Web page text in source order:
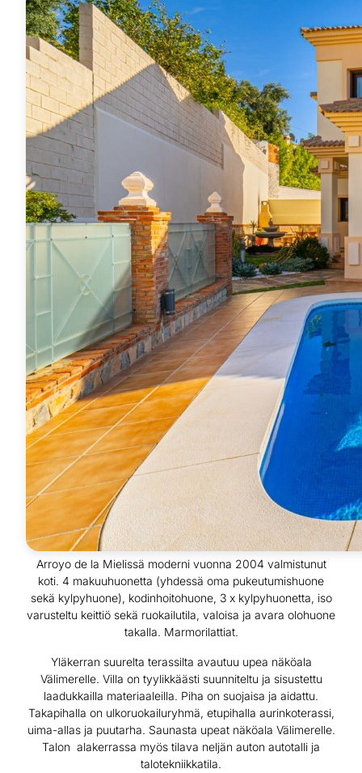
Arroyo de la Mielissä moderni vuonna 2004 valmistunut
koti. 4 makuuhuonetta (yhdessä oma pukeutumishuone
sekä kylpyhuone), kodinhoitohuone, 3 x kylpyhuonetta, iso
varusteltu keittiö sekä ruokailutila, valoisa ja avara olohuone
takalla. Marmorilattiat.
Yläkerran suurelta terassilta avautuu upea näköala
Välimerelle. Villa on tyylikkäästi suunniteltu ja sisustettu
laadukkailla materiaaleilla. Piha on suojaisa ja aidattu.
Takapihalla on ulkoruokailuryhmä, etupihalla aurinkoterassi,
uima-allas ja puutarha. Saunasta upeat näköala Välimerelle.
Talon alakerrassa myös tilava neljän auton autotalli ja
talotekniikkatila.